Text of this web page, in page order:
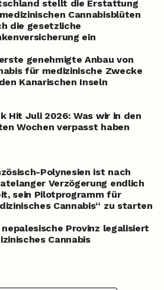
stellt die Erstattung
Cannabisblüten
die gesetzliche
ein
genehmigte Anbau von
für medizinische Zwecke
Kanarischen Inseln
Hit Juli 2026: Was wir in den
Wochen verpasst haben
Polynesien ist nach
Verzögerung endlich
sein Pilotprogramm für
Cannabis“ zu starten
nepalesische Provinz legalisiert
Cannabis